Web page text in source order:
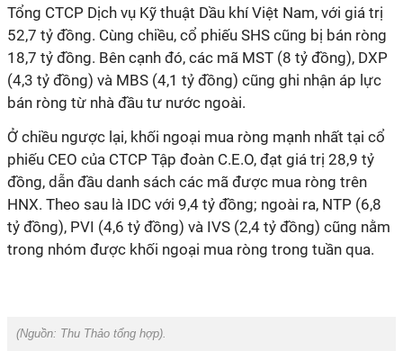
Tổng CTCP Dịch vụ Kỹ thuật Dầu khí Việt Nam, với giá trị
52,7 tỷ đồng. Cùng chiều, cổ phiếu SHS cũng bị bán ròng
18,7 tỷ đồng. Bên cạnh đó, các mã MST (8 tỷ đồng), DXP
(4,3 tỷ đồng) và MBS (4,1 tỷ đồng) cũng ghi nhận áp lực
bán ròng từ nhà đầu tư nước ngoài.
Ở chiều ngược lại, khối ngoại mua ròng mạnh nhất tại cổ
phiếu CEO của CTCP Tập đoàn C.E.O, đạt giá trị 28,9 tỷ
đồng, dẫn đầu danh sách các mã được mua ròng trên
HNX. Theo sau là IDC với 9,4 tỷ đồng; ngoài ra, NTP (6,8
tỷ đồng), PVI (4,6 tỷ đồng) và IVS (2,4 tỷ đồng) cũng nằm
trong nhóm được khối ngoại mua ròng trong tuần qua.
(Nguồn: Thu Thảo tổng hợp).